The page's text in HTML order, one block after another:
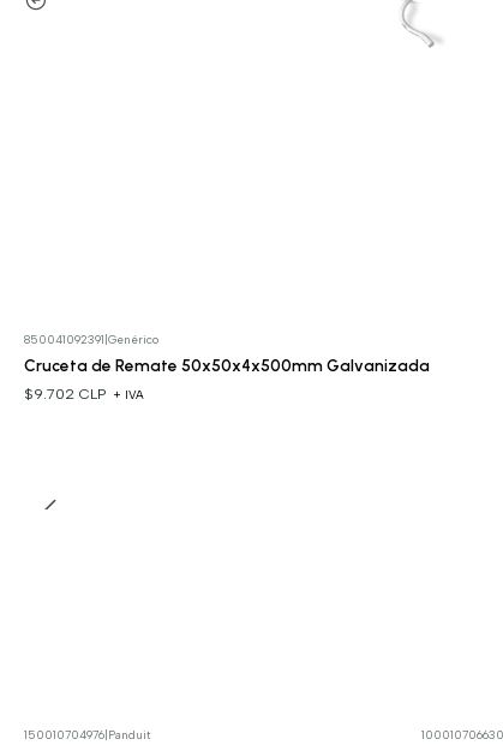
850041092391 Genérico
Cruceta de Remate 50x50x4x500mm Galvanizada
$9.702 CLP + IVA
150010704976| Panduit 100010706630